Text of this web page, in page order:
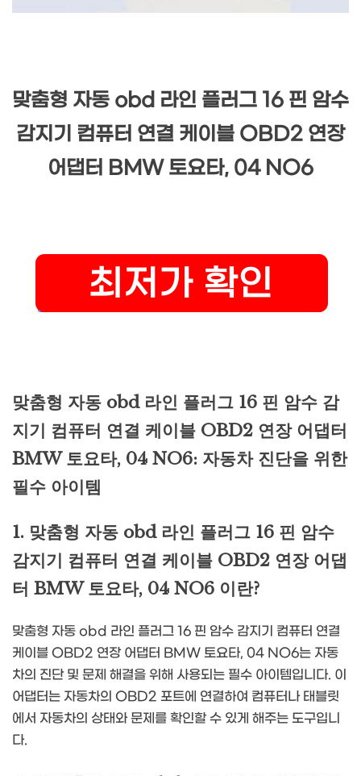
맞춤형 자동 obd 라인 플러그 16 핀 암수
감지기 컴퓨터 연결 케이블 OBD2 연장
어댑터 BMW 토요타, 04 NO6
맞춤형 자동 obd 라인 플러그 16 핀 암수 감
지기 컴퓨터 연결 케이블 OBD2 연장 어댑터
BMW 토요타, 04 NO6: 자동차 진단을 위한
필수 아이템
1. 맞춤형 자동 obd 라인 플러그 16 핀 암수
감지기 컴퓨터 연결 케이블 OBD2 연장 어댑
터 BMW 토요타, 04 NO6 이란?
맞춤형 자동 obd 라인 플러그 16 핀 암수 감지기 컴퓨터 연결
케이블 OBD2 연장 어댑터 BMW 토요타, 04 NO6는 자동
차의 진단 및 문제 해결을 위해 사용되는 필수 아이템입니다. 이
어댑터는 자동차의 OBD2 포트에 연결하여 컴퓨터나 태블릿
에서 자동차의 상태와 문제를 확인할 수 있게 해주는 도구입니
다.